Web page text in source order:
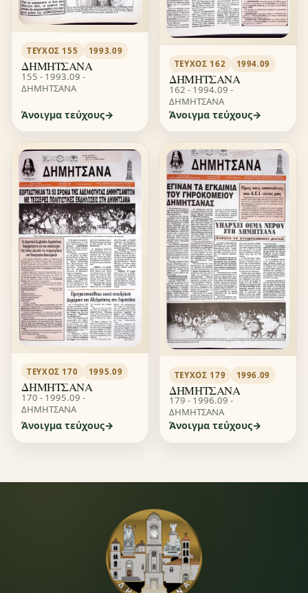
ΤΕΎΧΟΣ 155 1993.09
ΔΗΜΗΤΣΑΝΑ
155 - 1993.09 -
ΔΗΜΗΤΣΑΝΑ
Άνοιγμα τεύχους
ΤΕΎΧΟΣ 162 1994.09
ΔΗΜΗΤΣΑΝΑ
162 - 1994.09 -
ΔΗΜΗΤΣΑΝΑ
Άνοιγμα τεύχους
ΤΕΎΧΟΣ 170 1995.09
ΔΗΜΗΤΣΑΝΑ
170 - 1995.09 -
ΔΗΜΗΤΣΑΝΑ
Άνοιγμα τεύχους
ΤΕΎΧΟΣ 179 1996.09
ΔΗΜΗΤΣΑΝΑ
179 - 1996.09 -
ΔΗΜΗΤΣΑΝΑ
Άνοιγμα τεύχους